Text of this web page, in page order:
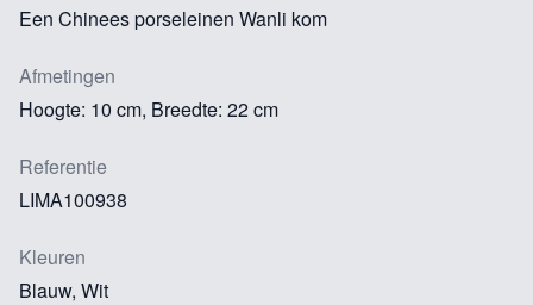
Een Chinees porseleinen Wanli kom
Afmetingen
Hoogte: 10 cm, Breedte: 22 cm
Referentie
LIMA100938
Kleuren
Blauw, Wit